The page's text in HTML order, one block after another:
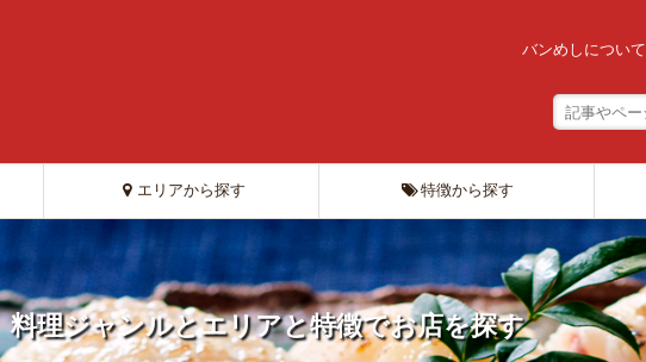
バンめしについて
エリアから探す 特徴から探す
料理ジャンルとエリアと特徴でお店を探す